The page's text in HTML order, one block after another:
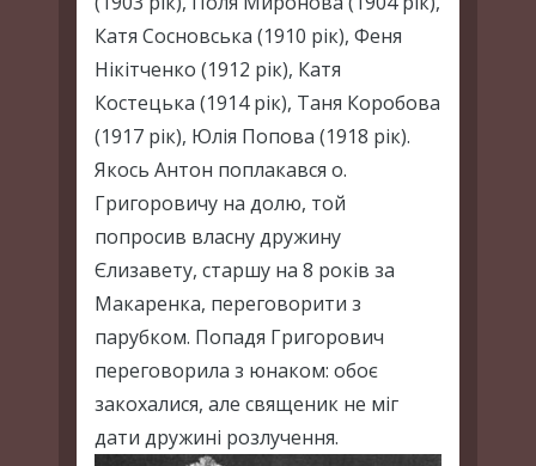
Катя Сосновська (1910 рік), Феня
Нікітченко (1912 рік), Катя
Костецька (1914 рік), Таня Коробова
(1917 рік), Юлія Попова (1918 рік).
Якось Антон поплакався о.
Григоровичу на долю, той
попросив власну дружину
Єлизавету, старшу на 8 років за
Макаренка, переговорити з
парубком. Попадя Григорович
переговорила з юнаком: обоє
закохалися, але священик не міг
дати дружині розлучення.